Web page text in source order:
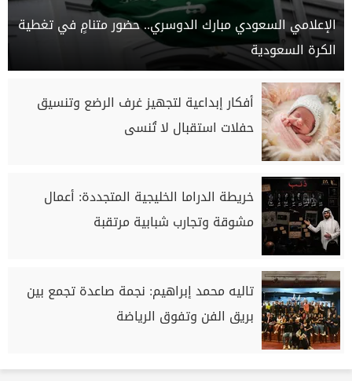
الإعلامي السعودي مبارك الدوسري.. حضور متنامٍ في تغطية
الكرة السعودية
أفكار إبداعية لتجهيز غرف الرضع وتنسيق
حفلات استقبال لا تُنسى
خريطة الدراما الخليجية المتجددة: أعمال
مشوقة وتجارب شبابية مرتقبة
تاليه محمد إبراهيم: نجمة صاعدة تجمع بين
بريق الفن وتفوق الرياضة